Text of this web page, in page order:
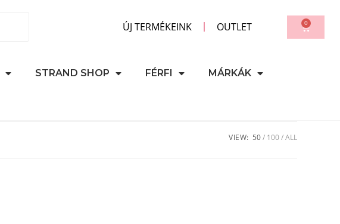
ÚJ TERMÉKEINK OUTLET 0
STRAND SHOP FÉRFI MÁRKÁK
VIEW: 50 100 ALL